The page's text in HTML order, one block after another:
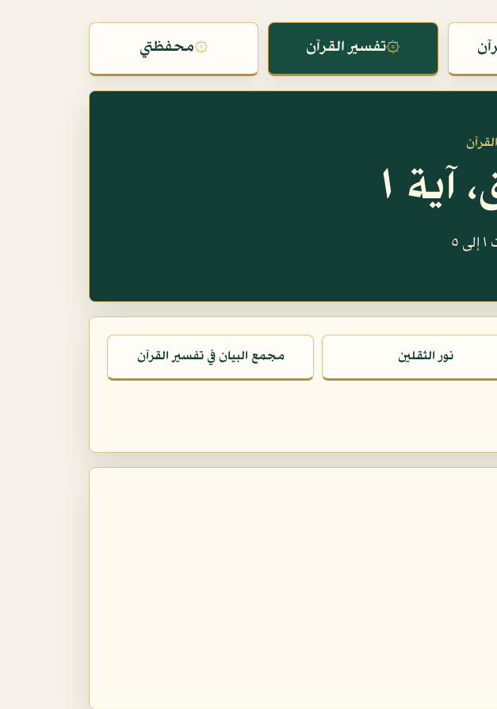
۞تفسير القرآن ۞محفظتي
١
نور الثقلين مجمع البيان في تفسير القرآن